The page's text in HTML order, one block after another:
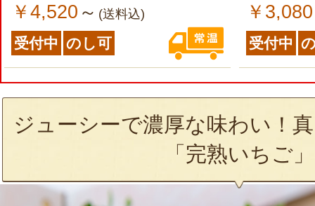
￥4,520 ～ (送料込)
受付中 のし可
￥3,080
受付中
ジューシーで濃厚な味わい！
「完熟いちご」